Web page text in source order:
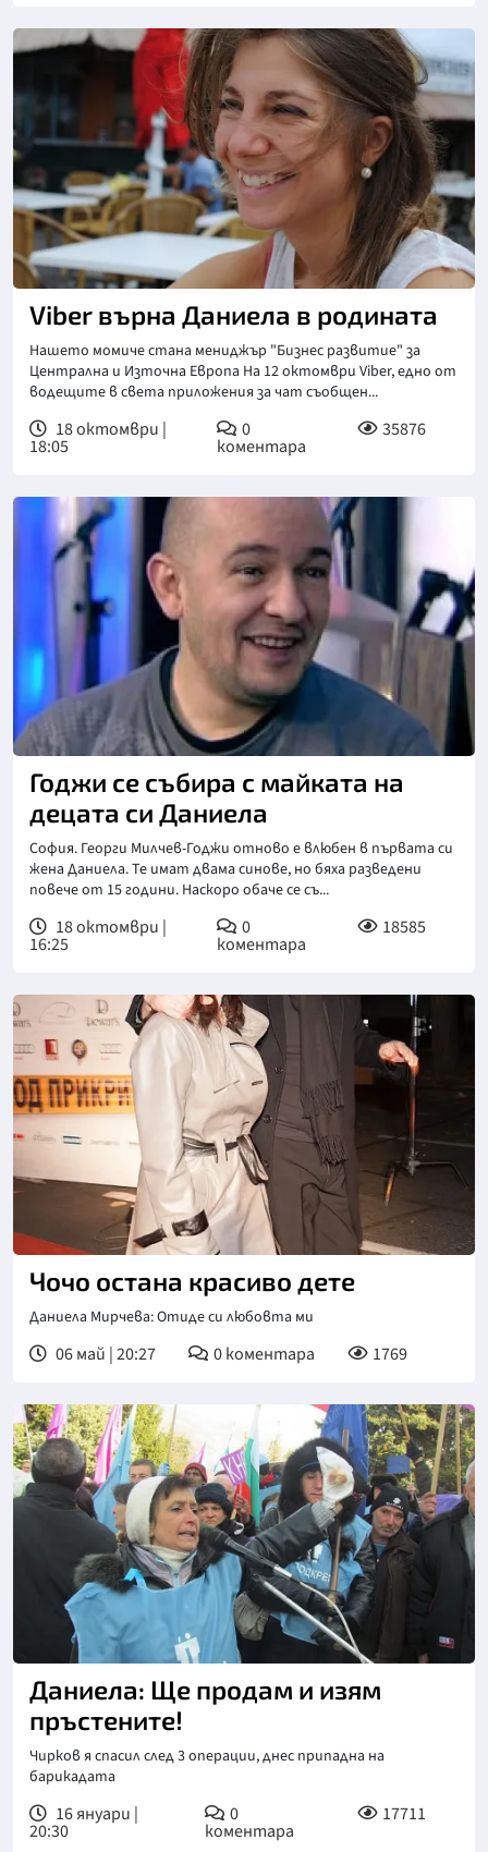
Viber върна Даниела в родината
Нашето момиче стана мениджър "Бизнес развитие" за
Централна и Източна Европа На 12 октомври Viber, едно от
водещите в света приложения за чат съобщен...
18 октомври |
18:05
0
коментара
35876
Годжи се събира с майката на
децата си Даниела
София. Георги Милчев-Годжи отново е влюбен в първата си
жена Даниела. Те имат двама синове, но бяха разведени
повече от 15 години. Наскоро обаче се съ...
18 октомври |
16:25
0
коментара
18585
Чочо остана красиво дете
Даниела Мирчева: Отиде си любовта ми
06 май | 20:27 0коментара 1769
Даниела: Ще продам и изям
пръстените!
Чирков я спасил след 3 операции, днес припадна на
барикадата
16 януари |
20:30
0
коментара
17711